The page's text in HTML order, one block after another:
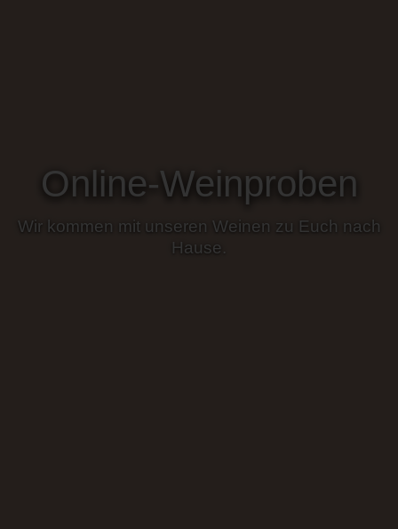
Online-Weinproben
Wir kommen mit unseren Weinen zu Euch nach
Hause.